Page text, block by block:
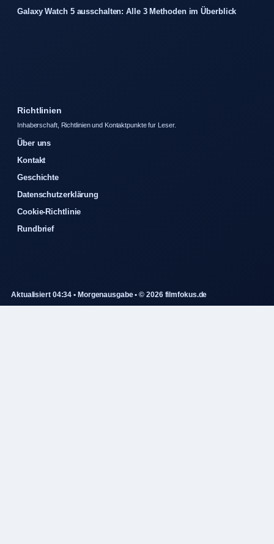
Galaxy Watch 5 ausschalten: Alle 3 Methoden im Überblick
Richtlinien
Inhaberschaft, Richtlinien und Kontaktpunkte fur Leser.
Über uns
Kontakt
Geschichte
Datenschutzerklärung
Cookie-Richtlinie
Rundbrief
Aktualisiert 04:34 • Morgenausgabe • © 2026 filmfokus.de